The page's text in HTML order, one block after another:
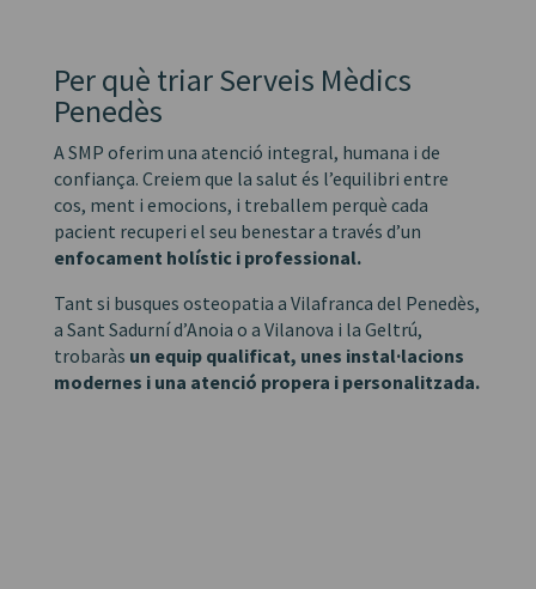
Per què triar Serveis Mèdics
Penedès
A SMP oferim una atenció integral, humana i de
confiança. Creiem que la salut és l’equilibri entre
cos, ment i emocions, i treballem perquè cada
pacient recuperi el seu benestar a través d’un
enfocament holístic i professional.
Tant si busques osteopatia a Vilafranca del Penedès,
a Sant Sadurní d’Anoia o a Vilanova i la Geltrú,
trobaràs un equip qualificat, unes instal·lacions
modernes i una atenció propera i personalitzada.